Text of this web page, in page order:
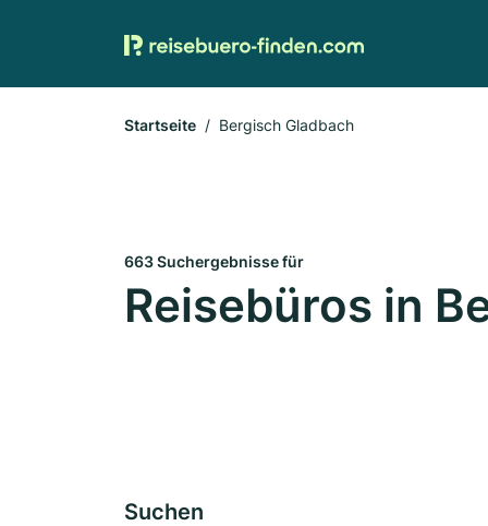
Startseite Bergisch Gladbach
663 Suchergebnisse für
Reisebüros in
Suchen